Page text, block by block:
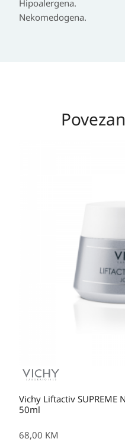
Hipoalergena.
Nekomedogena.
Vichy Liftactiv
50ml
68,00 KM